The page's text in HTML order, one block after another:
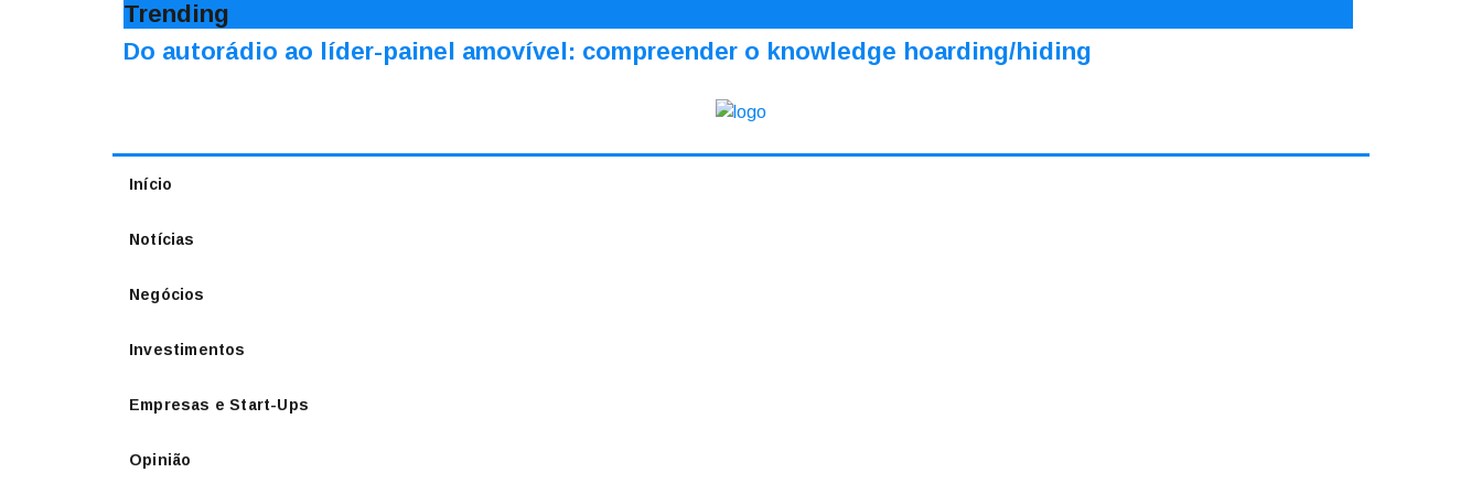
Trending
Do autorádio ao líder-painel amovível: compreender o knowledge hoarding/hiding
Início
Notícias
Negócios
Investimentos
Empresas e Start-Ups
Opinião